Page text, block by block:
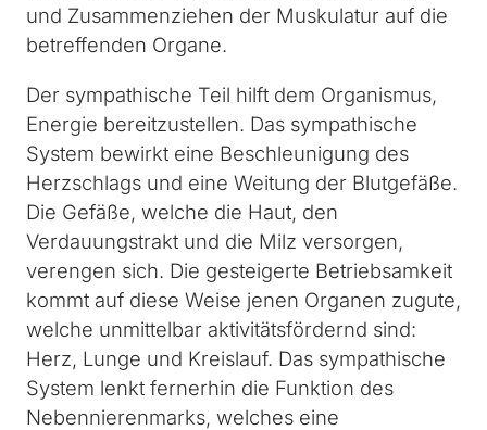
und Zusammenziehen der Muskulatur auf die
betreffenden Organe.
Der sympathische Teil hilft dem Organismus,
Energie bereitzustellen. Das sympathische
System bewirkt eine Beschleunigung des
Herzschlags und eine Weitung der Blutgefäße.
Die Gefäße, welche die Haut, den
Verdauungstrakt und die Milz versorgen,
verengen sich. Die gesteigerte Betriebsamkeit
kommt auf diese Weise jenen Organen zugute,
welche unmittelbar aktivitätsfördernd sind:
Herz, Lunge und Kreislauf. Das sympathische
System lenkt fernerhin die Funktion des
Nebennierenmarks, welches eine